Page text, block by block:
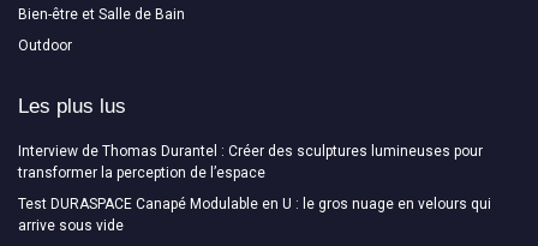
Bien-être et Salle de Bain
Outdoor
Les plus lus
Interview de Thomas Durantel : Créer des sculptures lumineuses pour
transformer la perception de l’espace
Test DURASPACE Canapé Modulable en U : le gros nuage en velours qui
arrive sous vide